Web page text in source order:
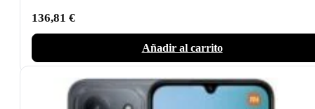
136,81 €
Añadir al carrito